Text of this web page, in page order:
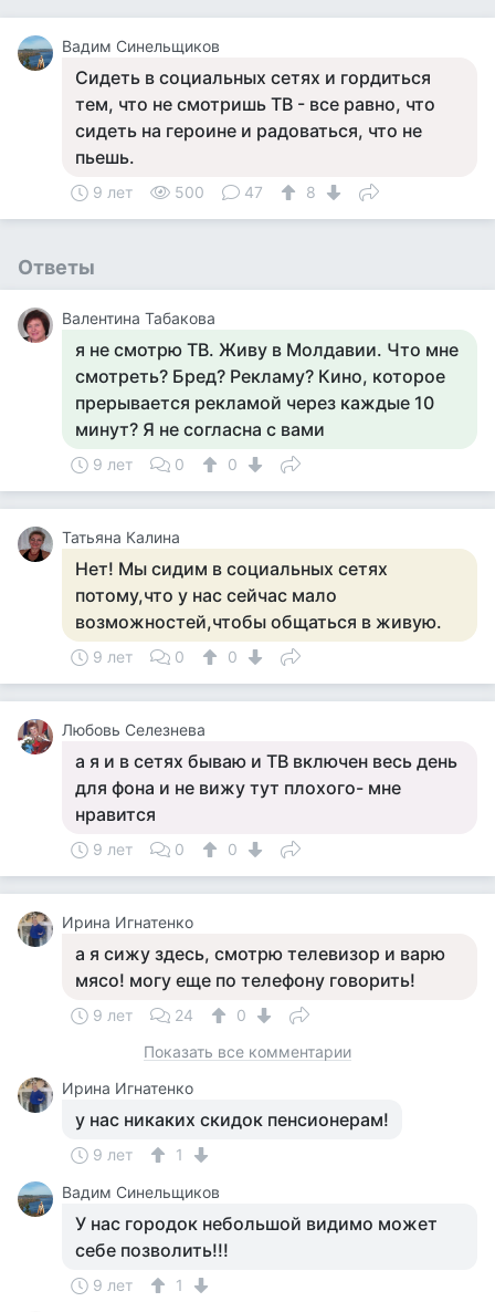
Вадим Синельщиков
Сидеть в социальных сетях и гордиться
тем, что не смотришь ТВ - все равно, что
сидеть на героине и радоваться, что не
пьешь.
9 лет 500 47 8
Ответы
Валентина Табакова
я не смотрю ТВ. Живу в Молдавии. Что мне
смотреть? Бред? Рекламу? Кино, которое
прерывается рекламой через каждые 10
минут? Я не согласна с вами
9 лет 0 0
Татьяна Калина
Нет! Мы сидим в социальных сетях
потому,что у нас сейчас мало
возможностей,чтобы общаться в живую.
9 лет 0 0
Любовь Селезнева
а я и в сетях бываю и ТВ включен весь день
для фона и не вижу тут плохого- мне
нравится
9 лет 0 0
Ирина Игнатенко
а я сижу здесь, смотрю телевизор и варю
мясо! могу еще по телефону говорить!
9 лет 24
0
Показать все комментарии
Ирина Игнатенко
у нас никаких скидок пенсионерам!
9 лет
1
Вадим Синельщиков
У нас городок небольшой видимо может
себе позволить!!!
9 лет
1